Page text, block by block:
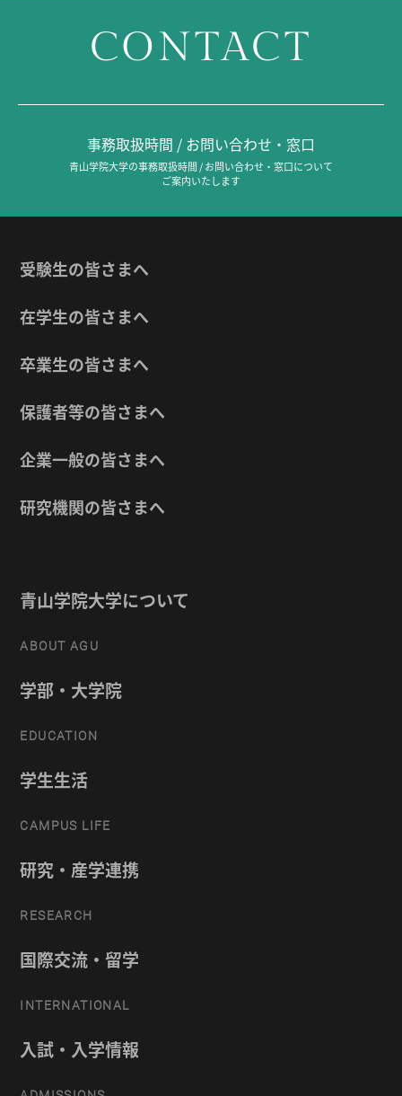
CONTACT
事務取扱時間 / お問い合わせ・窓口
青山学院大学の事務取扱時間 / お問い合わせ・窓口について
ご案内いたします
受験生の皆さまへ
在学生の皆さまへ
卒業生の皆さまへ
保護者等の皆さまへ
企業一般の皆さまへ
研究機関の皆さまへ
青山学院大学について
ABOUT AGU
学部・大学院
EDUCATION
学生生活
CAMPUS LIFE
研究・産学連携
RESEARCH
国際交流・留学
INTERNATIONAL
入試・入学情報